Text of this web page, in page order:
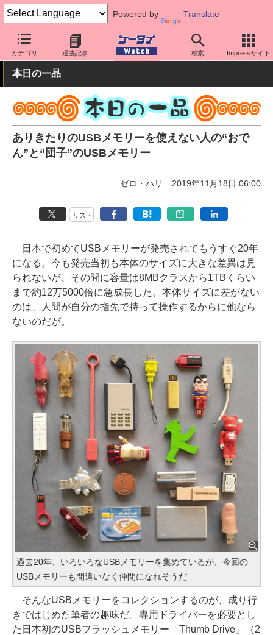
Powered by Translate
カテゴリ 過去記事 検索 Impressサイト
ケータイ Watch 周辺機器/アクセサリー その他
本日の一品
ありきたりのUSBメモリーを使えない人の“おで
ん”と“団子”のUSBメモリー
ゼロ・ハリ 2019年11月18日 06:00
リスト
日本で初めてUSBメモリーが発売されてもうすぐ20年
になる。今も発売当初も本体のサイズに大きな差異は見
られないが、その間に容量は8MBクラスから1TBくらい
まで約12万5000倍に急成長した。本体サイズに差がない
のは、人間が自分の指先で持って操作するからに他なら
ないのだが。
過去20年、いろいろなUSBメモリーを集めているが、今回の
USBメモリーも間違いなく仲間になれそうだ
そんなUSBメモリーをコレクションするのが、成り行
きではじめた筆者の趣味だ。専用ドライバーを必要とし
た日本初のUSBフラッシュメモリー「Thumb Drive」（2